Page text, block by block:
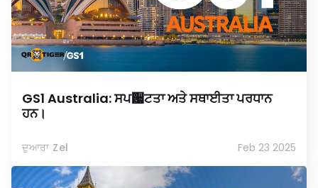
GS1 Australia: ਸਪ਷ਟਤਾ ਅਤੇ ਸਥਾਈਤਾ ਪਰਧਾਨ
ਹਨ।
ਦੁਆਰਾ Zel Feb 23 2025